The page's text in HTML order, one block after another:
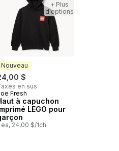
Nouveau
$
en sus
Fresh
à capuchon
LEGO pour
ea, 24,00 $/1ch
+ Plus
d'options